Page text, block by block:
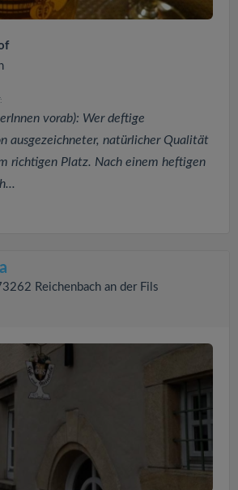
vorab): Wer deftige
ausgezeichneter, natürlicher Qualität
richtigen Platz. Nach einem heftigen
Reichenbach an der Fils